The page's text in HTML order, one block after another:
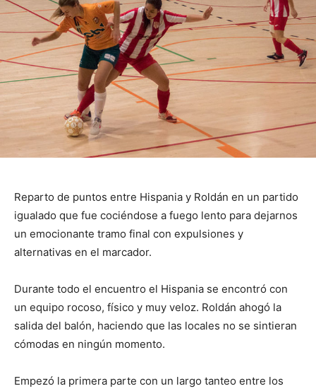
Reparto de puntos entre Hispania y Roldán en un partido
igualado que fue cociéndose a fuego lento para dejarnos
un emocionante tramo final con expulsiones y
alternativas en el marcador.
Durante todo el encuentro el Hispania se encontró con
un equipo rocoso, físico y muy veloz. Roldán ahogó la
salida del balón, haciendo que las locales no se sintieran
cómodas en ningún momento.
Empezó la primera parte con un largo tanteo entre los